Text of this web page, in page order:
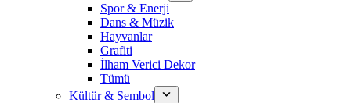
Spor & Enerji
Dans & Müzik
Hayvanlar
Grafiti
İlham Verici Dekor
Tümü
Kültür & Sembol